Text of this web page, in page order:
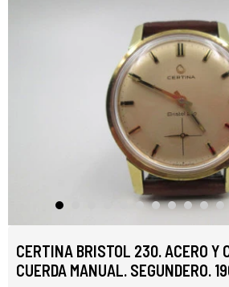
CERTINA BRISTOL 230. ACERO Y
CUERDA MANUAL. SEGUNDERO.